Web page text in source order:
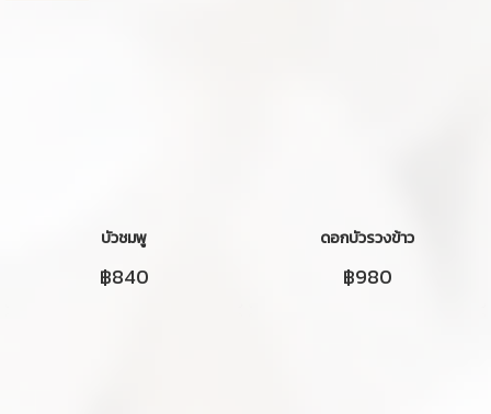
บัวชมพู
฿840
ดอกบัวรวงข้าว
฿980